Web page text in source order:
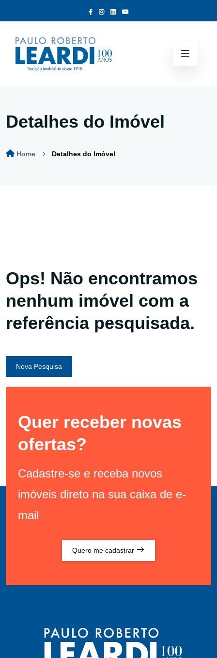
Detalhes do Imóvel
Home Detalhes do Imóvel
Ops! Não encontramos
nenhum imóvel com a
referência pesquisada.
Nova Pesquisa
Quer receber novas
ofertas?
Cadastre-se e receba novos
imóveis direto na sua caixa de e-
mail
Quero me cadastrar